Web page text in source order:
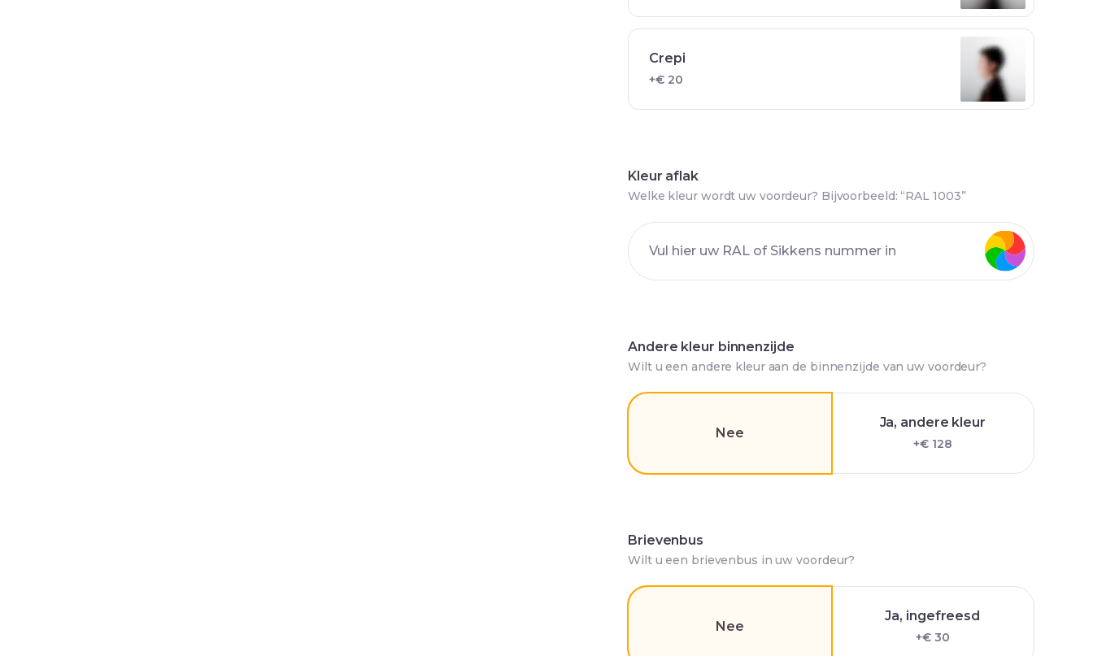
Crepi
+€ 20
Kleur aflak
Welke kleur wordt uw voordeur? Bijvoorbeeld: “RAL 1003”
Andere kleur binnenzijde
Wilt u een andere kleur aan de binnenzijde van uw voordeur?
Nee
Ja, andere kleur
+€ 128
Brievenbus
Wilt u een brievenbus in uw voordeur?
Nee
Ja, ingefreesd
+€ 30